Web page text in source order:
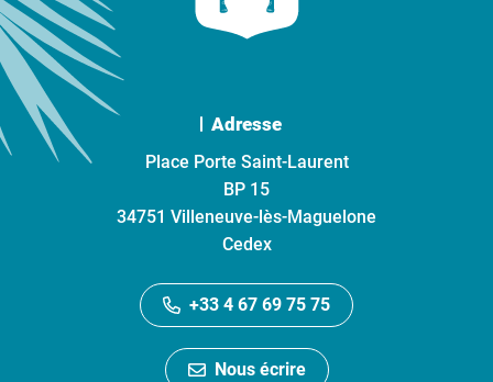
Adresse
Place Porte Saint-Laurent
BP 15
34751 Villeneuve-lès-Maguelone
Cedex
+33 4 67 69 75 75
Nous écrire